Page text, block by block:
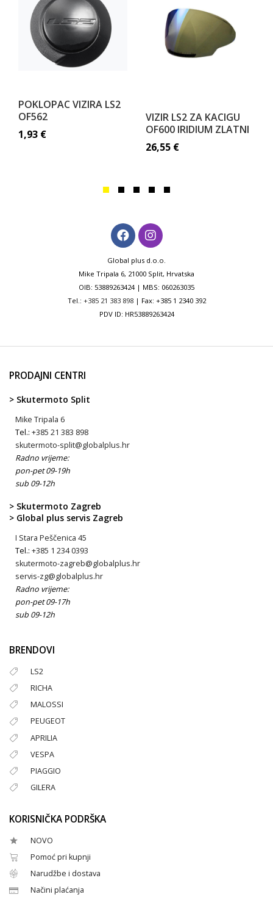
POKLOPAC VIZIRA LS2
OF562
1,93 €
VIZIR LS2 ZA KACIGU
OF600 IRIDIUM ZLATNI
26,55 €
Global plus d.o.o.
Mike Tripala 6, 21000 Split, Hrvatska
OIB: 53889263424 | MBS: 060263035
Tel.: +385 21 383 898| Fax: +385 1 2340 392
PDV ID: HR53889263424
PRODAJNI CENTRI
> Skutermoto Split
Mike Tripala 6
Tel.: +385 21 383 898
skutermoto-split@globalplus.hr
Radno vrijeme:
pon-pet 09-19h
sub 09-12h
> Skutermoto Zagreb
> Global plus servis Zagreb
I Stara Peščenica 45
Tel.: +385 1 234 0393
skutermoto-zagreb@globalplus.hr
servis-zg@globalplus.hr
Radno vrijeme:
pon-pet 09-17h
sub 09-12h
BRENDOVI
LS2
RICHA
MALOSSI
PEUGEOT
APRILIA
VESPA
PIAGGIO
GILERA
KORISNIČKA PODRŠKA
NOVO
Pomoć pri kupnji
Narudžbe i dostava
Načini plaćanja